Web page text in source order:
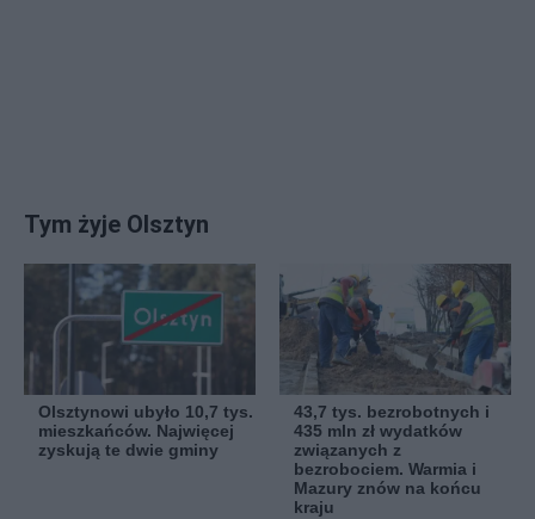
Tym żyje Olsztyn
Olsztynowi ubyło 10,7 tys.
mieszkańców. Najwięcej
zyskują te dwie gminy
43,7 tys. bezrobotnych i
435 mln zł wydatków
związanych z
bezrobociem. Warmia i
Mazury znów na końcu
kraju